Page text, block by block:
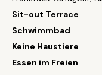
Sit-out Terrace
Schwimmbad
Keine Haustiere
Essen im Freien